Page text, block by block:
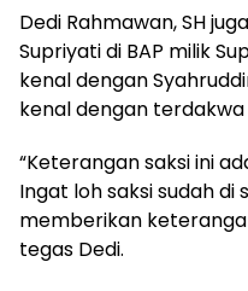
Dedi Rahmawan, SH
Supriyati di BAP milik
kenal dengan
kenal dengan terdakwa
“Keterangan saksi ini
Ingat loh saksi sudah
memberikan
tegas Dedi.